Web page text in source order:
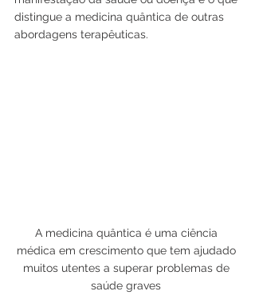
distingue a medicina quântica de outras
abordagens terapêuticas.
A medicina quântica é uma ciência
médica em crescimento que tem ajudado
muitos utentes a superar problemas de
saúde graves